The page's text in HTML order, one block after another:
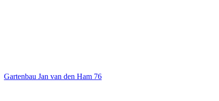
Gartenbau Jan van den Ham 76